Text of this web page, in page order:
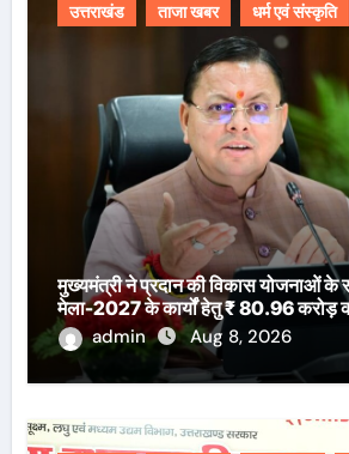
उत्तराखंड ताजा खबर धर्म एवं संस्कृति
मुख्यमंत्री ने प्रदान की विकास योजनाओं के
मेला-2027 के कार्यों हेतु ₹ 80.96 करोड़
admin
Aug 8, 2026